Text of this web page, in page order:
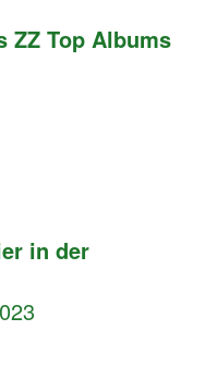
ZZ Top Albums
in der